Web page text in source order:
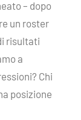
– dopo
un roster
risultati
a
Chi
posizione